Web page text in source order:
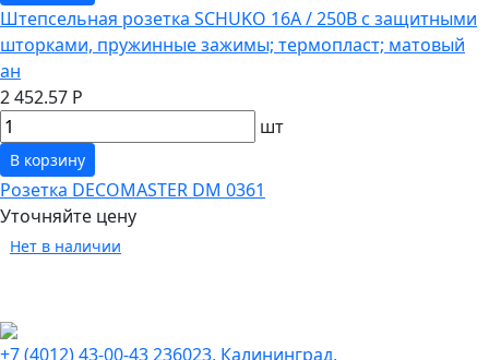
Штепсельная розетка SCHUKO 16А / 250В с защитными
шторками, пружинные зажимы; термопласт; матовый
ан
2 452.57 Р
шт
В корзину
Розетка DECOMASTER DM 0361
Уточняйте цену
Нет в наличии
+7 (4012) 43-00-43236023, Калининград,